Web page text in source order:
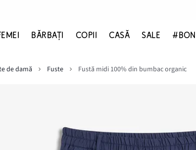
BĂRBAŢI COPII CASĂ SALE
de damă Fuste Fustă midi 100% din bumbac organic